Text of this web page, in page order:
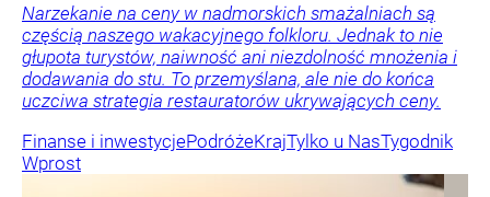
Narzekanie na ceny w nadmorskich smażalniach są
częścią naszego wakacyjnego folkloru. Jednak to nie
głupota turystów, naiwność ani niezdolność mnożenia i
dodawania do stu. To przemyślana, ale nie do końca
uczciwa strategia restauratorów ukrywających ceny.
Finanse i inwestycjePodróżeKrajTylko u NasTygodnik
Wprost